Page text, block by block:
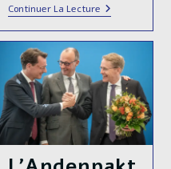
Continuer La LectureLes
Inégalités
Territoriales
De
Richesse
Au
Mexique,
Une
Fracture
Historique
Entre
Nord
Et